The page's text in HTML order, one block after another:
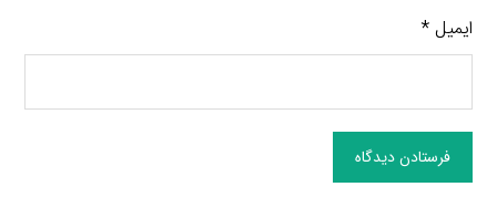
ایمیل*
فرستادن دیدگاه